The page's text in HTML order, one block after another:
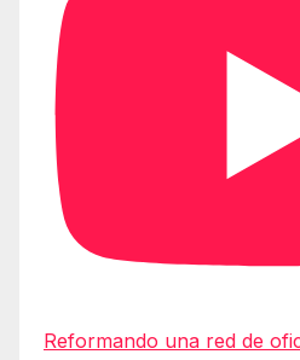
Reformando una red de